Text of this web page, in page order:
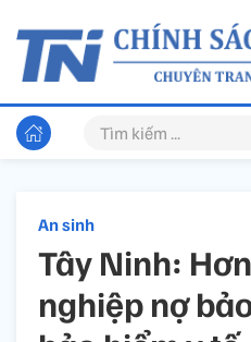
An sinh
Tây Ninh:
nghiệp nợ